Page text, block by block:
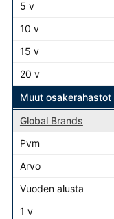
Muut osakerahastot
Global Brands